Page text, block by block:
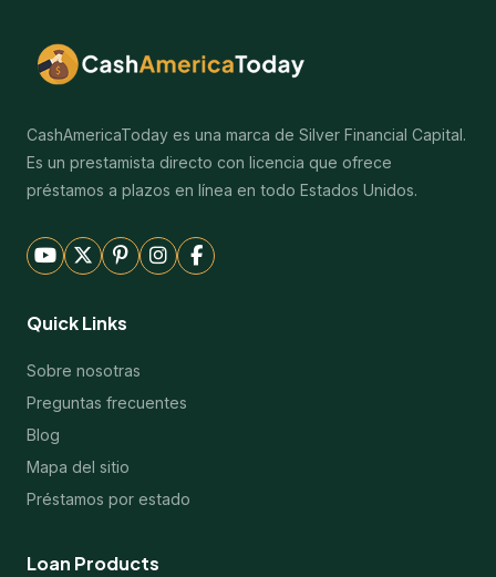
CashAmericaToday es una marca de Silver Financial Capital.
Es un prestamista directo con licencia que ofrece
préstamos a plazos en línea en todo Estados Unidos.
Quick Links
Sobre nosotras
Preguntas frecuentes
Blog
Mapa del sitio
Préstamos por estado
Loan Products